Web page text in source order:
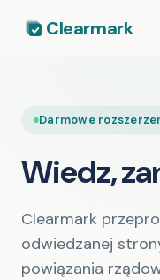
Clearmark
Darmowe
Wiedz,
Clearmark
odwiedzanej
powiązania